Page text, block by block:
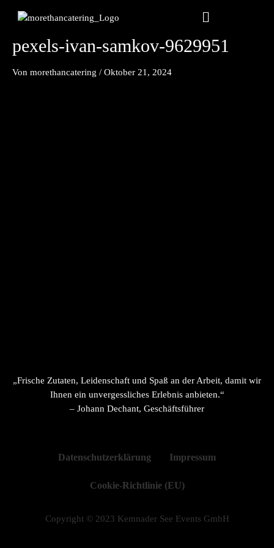
Inhalt
Menu
pexels-ivan-samkov-9629951
Von morethancatering / Oktober 21, 2024
„Frische Zutaten, Leidenschaft und Spaß an der Arbeit, damit wir
Ihnen ein unvergessliches Erlebnis anbieten.“
– Johann Dechant, Geschäftsführer
Datenschutzerklärung Impressum
Cookie-Richtlinie (EU)
Copyright © 2023 Kemnader See Events GmbH